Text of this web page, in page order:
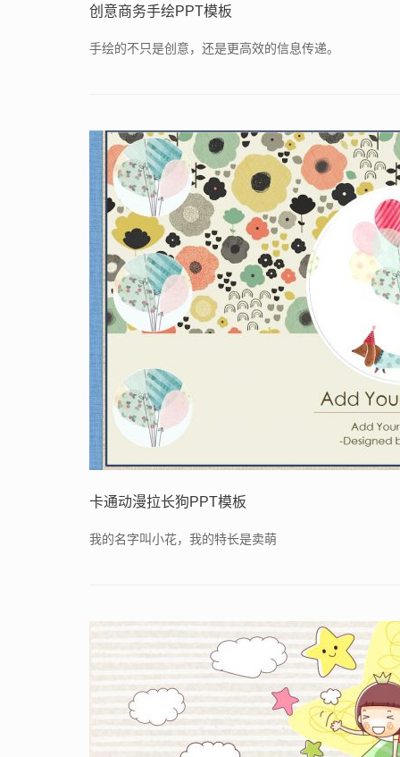
创意商务手绘PPT模板
手绘的不只是创意，还是更高效的信息传递。
卡通动漫拉长狗PPT模板
我的名字叫小花，我的特长是卖萌